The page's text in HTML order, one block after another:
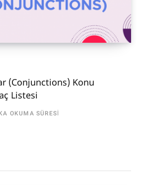
(Conjunctions) Konu
Listesi
OKUMA SÜRESI